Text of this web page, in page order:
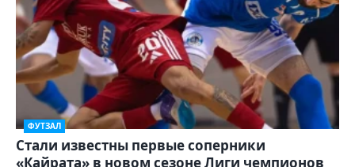
ФУТЗАЛ
Стали известны первые соперники
«Кайрата» в новом сезоне Лиги чемпионов